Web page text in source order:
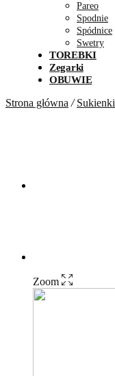
Pareo
Spodnie
Spódnice
Swetry
TOREBKI
Zegarki
OBUWIE
Strona główna / Sukienki
Zoom